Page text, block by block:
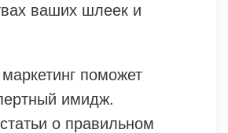
ваших шлеек и
поможет
имидж.
о правильном